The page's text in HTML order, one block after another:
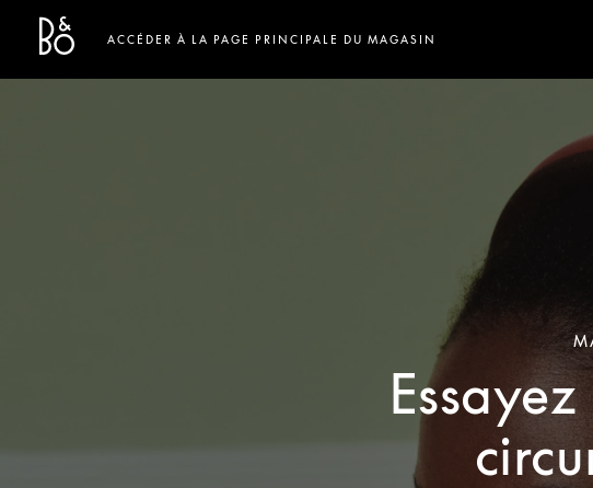
Bang & Olufsen - Exist to Create
Link Opens in New Tab
ACCÉDER À LA PAGE PRINCIPALE DU MAGASIN